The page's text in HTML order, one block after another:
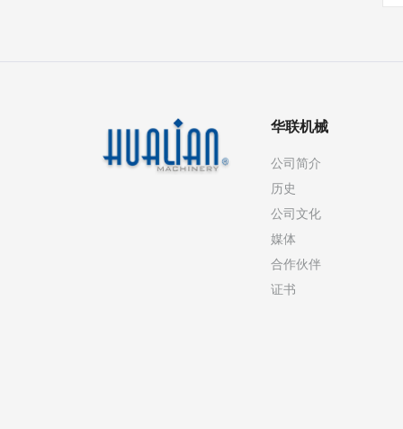
华联机械
公司简介
历史
公司文化
媒体
合作伙伴
证书